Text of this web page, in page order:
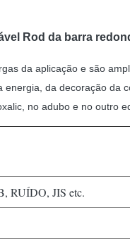
Rod da barra
da aplicação e são
da decoração da
no adubo e no outro
RUÍDO, JIS etc.